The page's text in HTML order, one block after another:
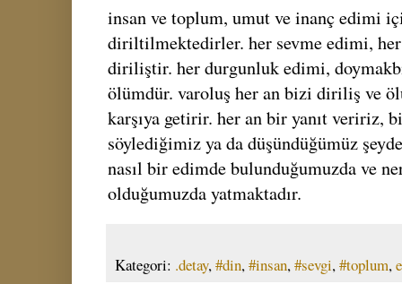
insan ve toplum, umut ve inanç edimi
diriltilmektedirler. her sevme edimi,
diriliştir. her durgunluk edimi,
ölümdür. varoluş her an bizi diriliş ve
karşıya getirir. her an bir yanıt veririz,
söylediğimiz ya da düşündüğümüz
nasıl bir edimde bulunduğumuzda ve
olduğumuzda yatmaktadır.
Kategori: .detay,#din,#insan,#sevgi,#toplum,